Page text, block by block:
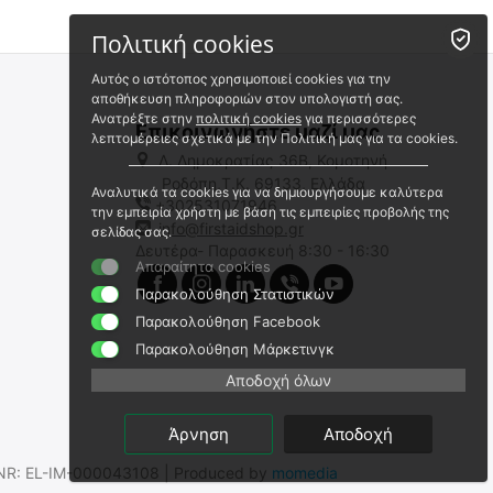
Mil-Spec Monkey Διακριτικό
Κεντημένο Σήμα Morphine
msm-patch-00101-medical
Άμεσα διαθέσιμο
Αποστολή εντός 24 ωρών
(χωρίς ΦΠΑ)
Mil-Spec Monkey Κεντημένο
Σήμα Ομάδα Αίματος Medical
(Velcro)
patch-00080-med-aneg
Άμεσα διαθέσιμο
Αποστολή εντός 24 ωρών
€5.00
€4.03(χωρίς ΦΠΑ)
Επικοινωνήστε μαζί μας
Λ. Δημοκρατίας 36Β, Κομοτηνή
Ροδόπη,Τ.Κ. 69133, Ελλάδα
+302531071946
info@firstaidshop.gr
Δευτέρα- Παρασκευή 8:30 - 16:30
EL-IM-000043108 | Produced by momedia
Πολιτική cookies
Αυτός ο ιστότοπος χρησιμοποιεί cookies για την
αποθήκευση πληροφοριών στον υπολογιστή σας.
Ανατρέξτε στην πολιτική cookies για περισσότερες
λεπτομέρειες σχετικά με την Πολιτική μας για τα cookies.
Αναλυτικά τα cookies για να δημιουργήσουμε καλύτερα
την εμπειρία χρήστη με βάση τις εμπειρίες προβολής της
σελίδας σας.
Απαραίτητα cookies
Παρακολούθηση Στατιστικών
Παρακολούθηση Facebook
Παρακολούθηση Μάρκετινγκ
Αποδοχή όλων
Άρνηση Αποδοχή